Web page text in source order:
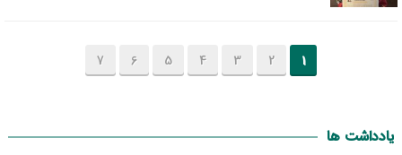
1
2
3
4
5
6
7
یادداشت ها